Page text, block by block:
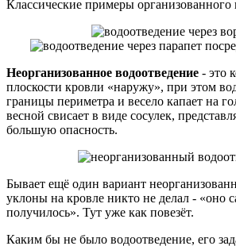
Классические примеры организованного
Неорганизованное водоотведение - это
плоскости кровли «наружу», при этом
границы периметра и весело капает на
весной свисает в виде сосулек,
большую опасность.
Бывает ещё один вариант
уклоны на кровле никто не делал - «оно
получилось». Тут уже как повезёт.
Каким бы не было водоотведение, его